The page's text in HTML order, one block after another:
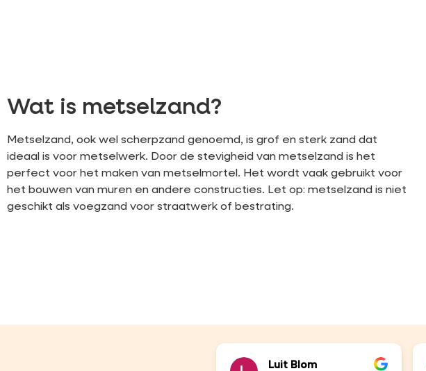
Wat is metselzand?
Metselzand, ook wel scherpzand genoemd, is grof en sterk zand dat
ideaal is voor metselwerk. Door de stevigheid van metselzand is het
perfect voor het maken van metselmortel. Het wordt vaak gebruikt voor
het bouwen van muren en andere constructies. Let op: metselzand is niet
geschikt als voegzand voor straatwerk of bestrating.
Luit Blom